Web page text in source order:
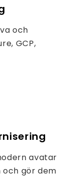
och
GCP,
avatar
gör dem